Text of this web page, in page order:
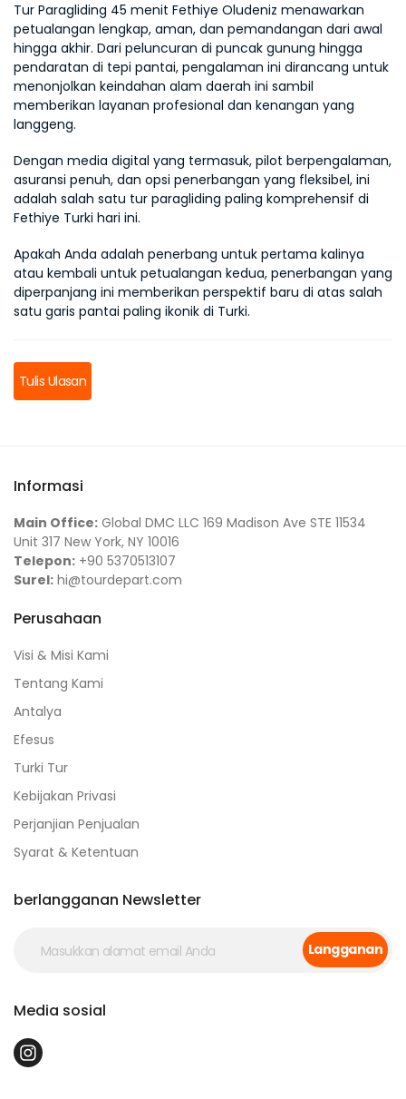
Tur Paragliding 45 menit Fethiye Oludeniz menawarkan
petualangan lengkap, aman, dan pemandangan dari awal
hingga akhir. Dari peluncuran di puncak gunung hingga
pendaratan di tepi pantai, pengalaman ini dirancang untuk
menonjolkan keindahan alam daerah ini sambil
memberikan layanan profesional dan kenangan yang
langgeng.
Dengan media digital yang termasuk, pilot berpengalaman,
asuransi penuh, dan opsi penerbangan yang fleksibel, ini
adalah salah satu tur paragliding paling komprehensif di
Fethiye Turki hari ini.
Apakah Anda adalah penerbang untuk pertama kalinya
atau kembali untuk petualangan kedua, penerbangan yang
diperpanjang ini memberikan perspektif baru di atas salah
satu garis pantai paling ikonik di Turki.
Tulis Ulasan
Informasi
Main Office: Global DMC LLC 169 Madison Ave STE 11534
Unit 317 New York, NY 10016
Telepon: +90 5370513107
Surel: hi@tourdepart.com
Perusahaan
Visi & Misi Kami
Tentang Kami
Antalya
Efesus
Turki Tur
Kebijakan Privasi
Perjanjian Penjualan
Syarat & Ketentuan
berlangganan Newsletter
Langganan
Media sosial